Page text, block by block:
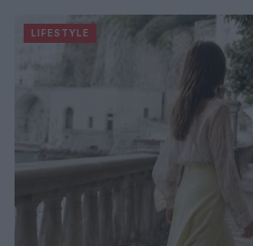
LIFESTYLE